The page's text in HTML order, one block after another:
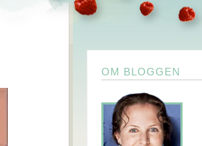
OM BLOGGEN